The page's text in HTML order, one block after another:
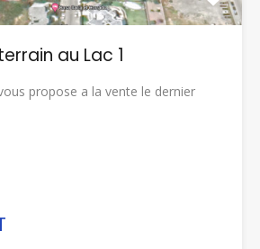
au Lac 1
propose a la vente le dernier